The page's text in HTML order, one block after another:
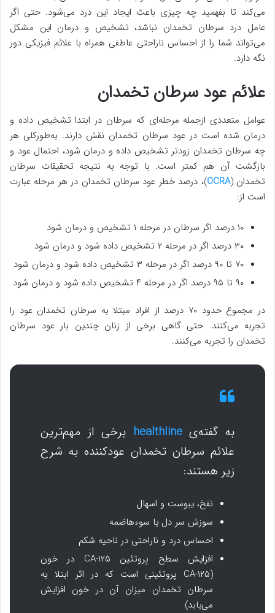
می‌کند تا بفهمید چه چیزی باعث ایجاد این درد می‌شود. حتی اگر
عامل درد سرطان تخمدان نباشد، تشخیص و درمان این مشکل
می‌تواند شما را از احساس ناراحتی عاطفی همراه با علائم فیزیکی دور
نگه دارد.
علائم عود سرطان تخمدان
عوامل متعددی ازجمله مرحله‌ای که سرطان در ابتدا تشخیص داده و
درمان شده است در عود سرطان تخمدان نقش دارند. به‌طورکلی هر
چه سرطان تخمدان زودتر تشخیص داده و درمان شود، احتمال عود و
بازگشت آن هم کمتر است. با توجه به نتیجه تحقیقات سرطان
تخمدان (OCRA)، درصد خطر عود سرطان تخمدان در هر مرحله عبارت
است از:
۱۰ درصد اگر سرطان در مرحله ۱ تشخیص و درمان شود
۳۰ درصد اگر در مرحله ۲ تشخیص داده شود و درمان شود
۷۰ تا ۹۰ درصد اگر در مرحله ۳ تشخیص داده شود و درمان شود
۹۰ تا ۹۵ درصد اگر در مرحله ۴ تشخیص داده شود و درمان شود
در مجموع حدود ۷۰ درصد از افراد مبتلا به سرطان تخمدان عود را
تجربه می‌کنند. حتی گاهی برخی از زنان چندین بار عود سرطان
تخمدان را تجربه می‌کنند.
به گفته‌یhealthline برخی از مهم‌ترین
علائم سرطان تخمدان عودکننده به شرح
زیر هستند:
نفخ، یبوست و اسهال
سوزش سر دل یا سوءهاضمه
احساس درد و ناراحتی در ناحیه شکم
افزایش سطح پروتئین CA-۱۲۵ در خون
(CA-۱۲۵ پروتئینی است که در اثر ابتلا به
سرطان تخمدان میزان آن در خون افزایش
می‌یابد)